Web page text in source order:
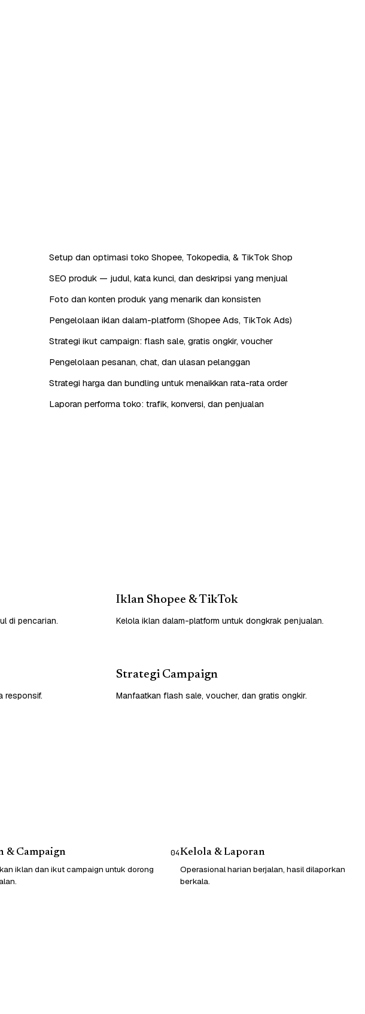
Setup dan optimasi toko Shopee, Tokopedia, & TikTok Shop
SEO produk — judul, kata kunci, dan deskripsi yang menjual
Foto dan konten produk yang menarik dan konsisten
Pengelolaan iklan dalam-platform (Shopee Ads, TikTok Ads)
Strategi ikut campaign: flash sale, gratis ongkir, voucher
Pengelolaan pesanan, chat, dan ulasan pelanggan
Strategi harga dan bundling untuk menaikkan rata-rata order
Laporan performa toko: trafik, konversi, dan penjualan
di pencarian.
Iklan Shopee & TikTok
Kelola iklan dalam-platform untuk dongkrak penjualan.
responsif.
Strategi Campaign
Manfaatkan flash sale, voucher, dan gratis ongkir.
& Campaign
iklan dan ikut campaign untuk dorong
04Kelola & Laporan
Operasional harian berjalan, hasil dilaporkan
berkala.